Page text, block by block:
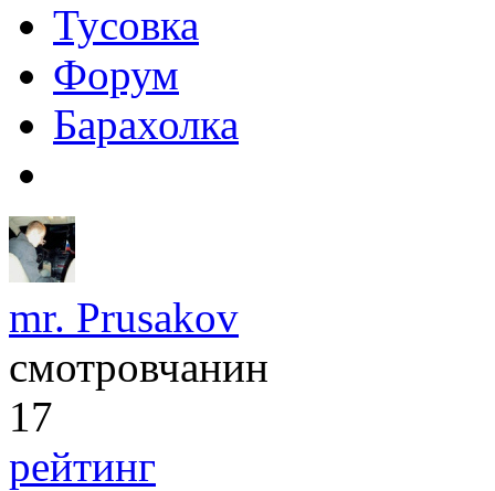
Тусовка
Форум
Барахолка
mr. Prusakov
смотровчанин
17
рейтинг